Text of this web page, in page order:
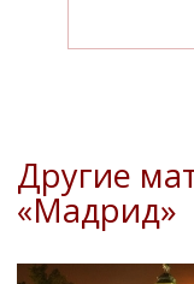
Другие
«Мадрид»